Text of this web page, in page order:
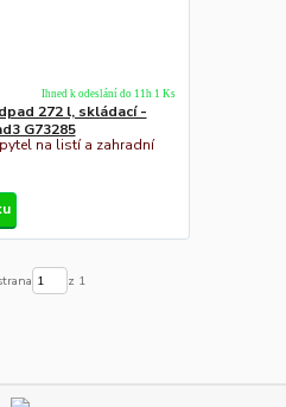
272 l, skládací -
G73285
na listí a zahradní
Ihned k odeslání do 11h 1 Ks
z 1